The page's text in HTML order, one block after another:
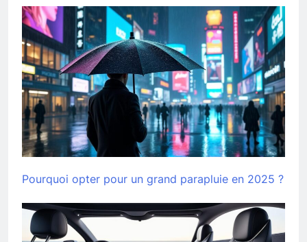
Pourquoi opter pour un grand parapluie en 2025 ?